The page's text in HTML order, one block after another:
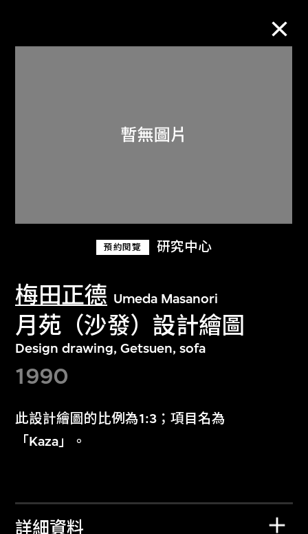
預約閱覽 研究中心
梅田正德 Umeda Masanori
月苑（沙發）設計繪圖
Design drawing, Getsuen, sofa
1990
此設計繪圖的比例為1:3；項目名為
「Kaza」。
詳細資料
關於M+藏品
探索世界頂級的二十及二十一世紀視覺
文化藏品。